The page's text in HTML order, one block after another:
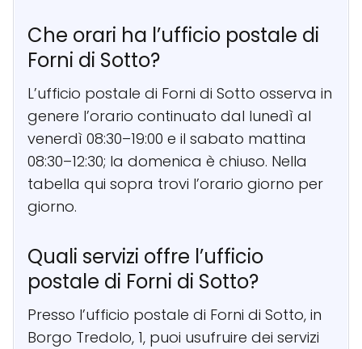
Che orari ha l’ufficio postale di
Forni di Sotto?
L’ufficio postale di Forni di Sotto osserva in
genere l’orario continuato dal lunedì al
venerdì 08:30–19:00 e il sabato mattina
08:30–12:30; la domenica è chiuso. Nella
tabella qui sopra trovi l’orario giorno per
giorno.
Quali servizi offre l’ufficio
postale di Forni di Sotto?
Presso l’ufficio postale di Forni di Sotto, in
Borgo Tredolo, 1, puoi usufruire dei servizi